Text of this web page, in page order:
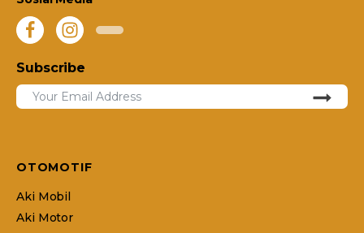
Subscribe
OTOMOTIF
Aki Mobil
Aki Motor